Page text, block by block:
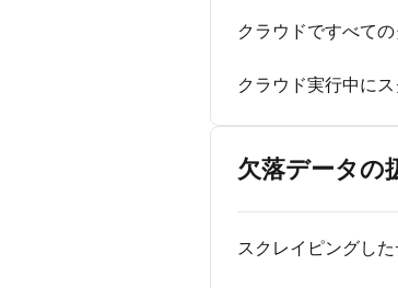
クラウドですべて
クラウド実行中に
欠落データの
スクレイピングし